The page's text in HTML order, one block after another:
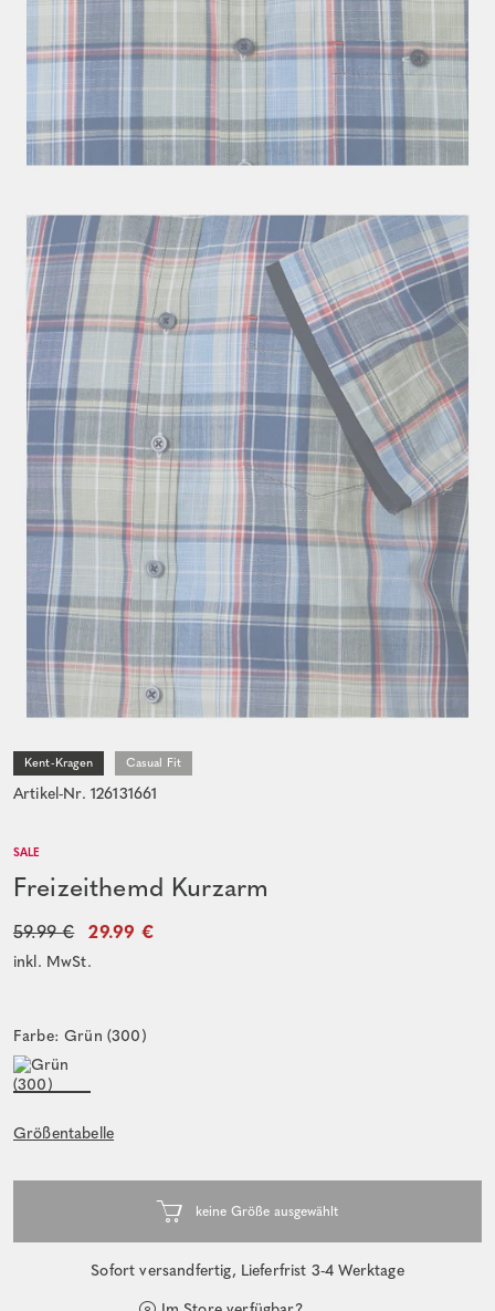
Kent-Kragen Casual Fit
Artikel-Nr. 126131661
SALE
Freizeithemd Kurzarm
59.99 € 29.99 €
inkl. MwSt.
Farbe: Grün (300)
Größentabelle
Sofort versandfertig, Lieferfrist 3-4 Werktage